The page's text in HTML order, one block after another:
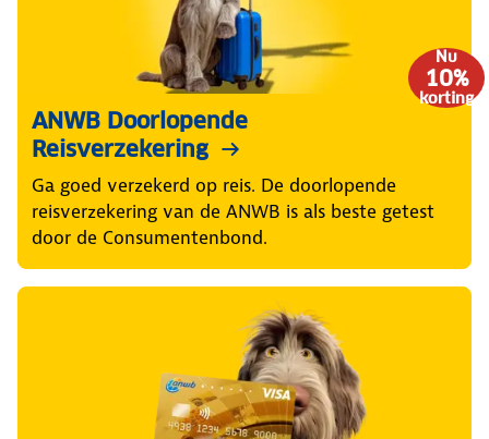
Nu
10%
korting
ANWB Doorlopende
Reisverzekering
Ga goed verzekerd op reis. De doorlopende
reisverzekering van de ANWB is als beste getest
door de Consumentenbond.